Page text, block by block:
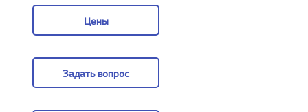
Цены
Задать вопрос